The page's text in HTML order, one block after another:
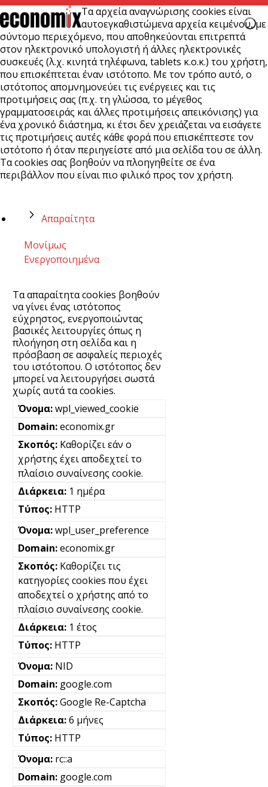
Τα αρχεία αναγνώρισης cookies είναι
αυτοεγκαθιστώμενα αρχεία κειμένου, με
σύντομο περιεχόμενο, που αποθηκεύονται επιτρεπτά
στον ηλεκτρονικό υπολογιστή ή άλλες ηλεκτρονικές
συσκευές (λ.χ. κινητά τηλέφωνα, tablets κ.ο.κ.) του χρήστη,
που επισκέπτεται έναν ιστότοπο. Με τον τρόπο αυτό, ο
ιστότοπος απομνημονεύει τις ενέργειες και τις
προτιμήσεις σας (π.χ. τη γλώσσα, το μέγεθος
γραμματοσειράς και άλλες προτιμήσεις απεικόνισης) για
ένα χρονικό διάστημα, κι έτσι δεν χρειάζεται να εισάγετε
τις προτιμήσεις αυτές κάθε φορά που επισκέπτεστε τον
ιστότοπο ή όταν περιηγείστε από μια σελίδα του σε άλλη.
Τα cookies σας βοηθούν να πλοηγηθείτε σε ένα
περιβάλλον που είναι πιο φιλικό προς τον χρήστη.
Απαραίτητα
Μονίμως
Ενεργοποιημένα
Τα απαραίτητα cookies βοηθούν
να γίνει ένας ιστότοπος
εύχρηστος, ενεργοποιώντας
βασικές λειτουργίες όπως η
πλοήγηση στη σελίδα και η
πρόσβαση σε ασφαλείς περιοχές
του ιστότοπου. Ο ιστότοπος δεν
μπορεί να λειτουργήσει σωστά
χωρίς αυτά τα cookies.
wpl_viewed_cookie
economix.gr
Καθορίζει εάν ο
χρήστης έχει αποδεχτεί το
πλαίσιο συναίνεσης cookie.
1 ημέρα
HTTP
wpl_user_preference
economix.gr
Καθορίζει τις
κατηγορίες cookies που έχει
αποδεχτεί ο χρήστης από το
πλαίσιο συναίνεσης cookie.
1 έτος
HTTP
NID
google.com
Google Re-Captcha
6 μήνες
HTTP
rc::a
google.com